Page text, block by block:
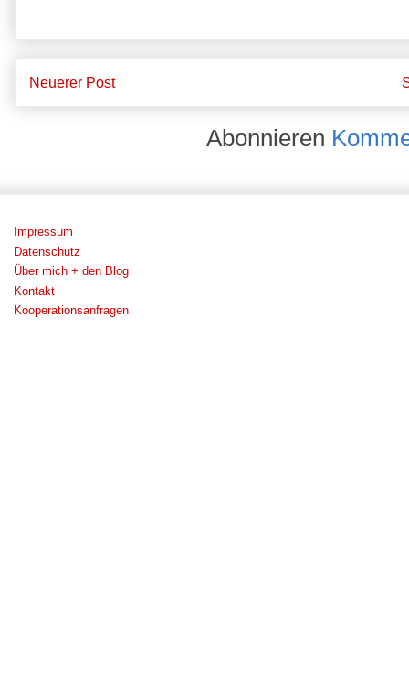
Neuerer Post
Abonnieren
Impressum
Datenschutz
Über mich + den Blog
Kontakt
Kooperationsanfragen